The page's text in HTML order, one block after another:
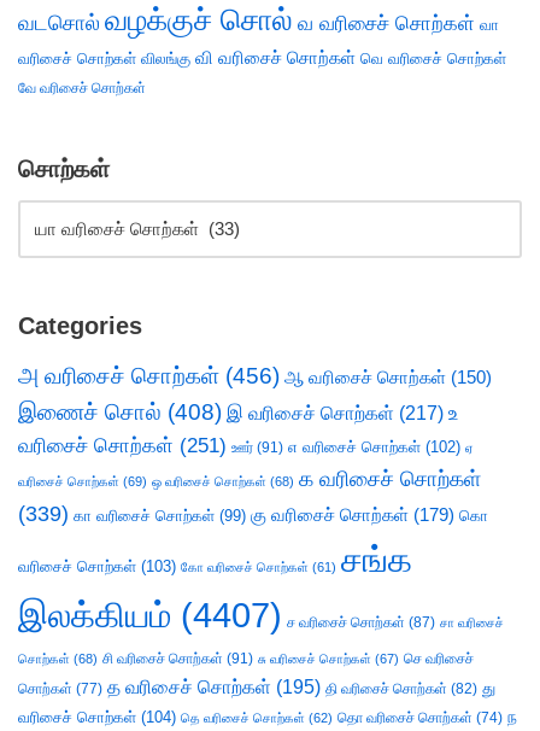
வடசொல் வழக்குச் சொல் வ வரிசைச் சொற்கள் வா
வரிசைச் சொற்கள் விலங்கு வி வரிசைச் சொற்கள் வெ வரிசைச் சொற்கள்
வே வரிசைச் சொற்கள்
சொற்கள்
Categories
அ வரிசைச் சொற்கள் (456) ஆ வரிசைச் சொற்கள் (150)
இணைச் சொல் (408) இ வரிசைச் சொற்கள் (217) உ
வரிசைச் சொற்கள் (251) ஊர் (91) எ வரிசைச் சொற்கள் (102) ஏ
வரிசைச் சொற்கள் (69) ஒ வரிசைச் சொற்கள் (68) க வரிசைச் சொற்கள்
(339) கா வரிசைச் சொற்கள் (99) கு வரிசைச் சொற்கள் (179) கொ
வரிசைச் சொற்கள் (103) கோ வரிசைச் சொற்கள் (61) சங்க
இலக்கியம் (4407) ச வரிசைச் சொற்கள் (87) சா வரிசைச்
சொற்கள் (68) சி வரிசைச் சொற்கள் (91) சு வரிசைச் சொற்கள் (67) செ வரிசைச்
சொற்கள் (77) த வரிசைச் சொற்கள் (195) தி வரிசைச் சொற்கள் (82) து
வரிசைச் சொற்கள் (104) தெ வரிசைச் சொற்கள் (62) தொ வரிசைச் சொற்கள் (74) ந